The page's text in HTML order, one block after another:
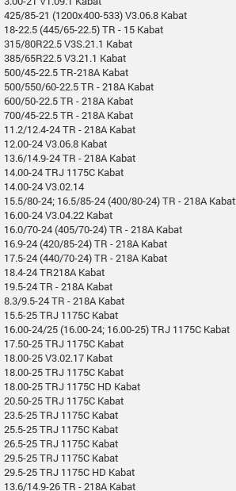
425/85-21 (1200x400-533) V3.06.8 Kabat
18-22.5 (445/65-22.5) TR - 15 Kabat
315/80R22.5 V3S.21.1 Kabat
385/65R22.5 V3.21.1 Kabat
500/45-22.5 TR-218A Kabat
500/550/60-22.5 TR - 218A Kabat
600/50-22.5 TR - 218A Kabat
700/45-22.5 TR - 218A Kabat
11.2/12.4-24 TR - 218A Kabat
12.00-24 V3.06.8 Kabat
13.6/14.9-24 TR - 218A Kabat
14.00-24 TRJ 1175C Kabat
14.00-24 V3.02.14
15.5/80-24; 16.5/85-24 (400/80-24) TR - 218A Kabat
16.00-24 V3.04.22 Kabat
16.0/70-24 (405/70-24) TR - 218A Kabat
16.9-24 (420/85-24) TR - 218A Kabat
17.5-24 (440/70-24) TR - 218A Kabat
18.4-24 TR218A Kabat
19.5-24 TR - 218A Kabat
8.3/9.5-24 TR - 218A Kabat
15.5-25 TRJ 1175C Kabat
16.00-24/25 (16.00-24; 16.00-25) TRJ 1175C Kabat
17.50-25 TRJ 1175C Kabat
18.00-25 V3.02.17 Kabat
18.00-25 TRJ 1175C Kabat
18.00-25 TRJ 1175C HD Kabat
20.50-25 TRJ 1175C Kabat
23.5-25 TRJ 1175C Kabat
25.5-25 TRJ 1175C Kabat
26.5-25 TRJ 1175C Kabat
29.5-25 TRJ 1175C Kabat
29.5-25 TRJ 1175C HD Kabat
13.6/14.9-26 TR - 218A Kabat